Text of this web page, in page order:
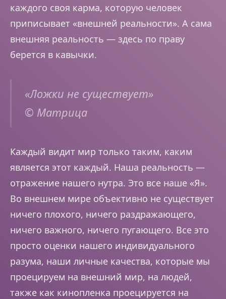
каждого своя карма, которую человек
приписывает «внешней реальности». А сама
внешняя реальность — здесь по праву
берется в кавычки.
«Ложки не существует»
© Матрица
Каждый видит мир только таким, каким
является этот каждый. Наша реальность —
отражение нашего нутра. Это все наше «Я».
Во внешнем мире объективно не существует
ничего плохого, ничего раздражающего,
ничего важного, ничего пугающего. Все это
просто оценки нашего индивидуального
разума, наши личные качества, которые мы
проецируем на внешний мир, на людей,
также как кинопленка проецируется на